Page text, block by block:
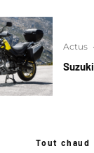
Actus ·
Tout chaud